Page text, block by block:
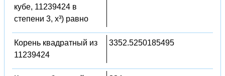
кубе, 11239424 в
степени 3, x³) равно
Корень квадратный из
11239424
3352.5250185495